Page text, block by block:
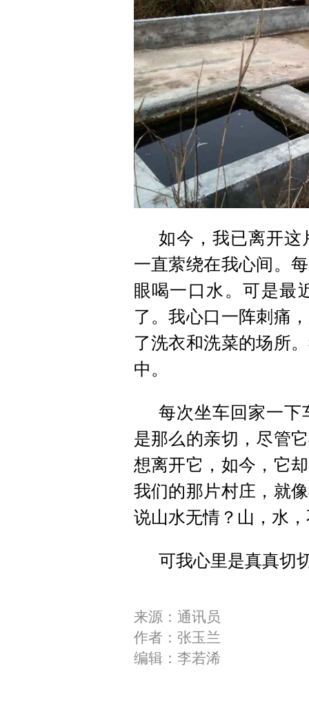
如今，我已离开这
一直萦绕在我心间。
眼喝一口水。可是最
了。我心口一阵刺痛
了洗衣和洗菜的场所
中。
每次坐车回家一下
是那么的亲切，尽管
想离开它，如今，它
我们的那片村庄，就
说山水无情？山，水
可我心里是真真切
来源：通讯员
作者：张玉兰
编辑：李若浠